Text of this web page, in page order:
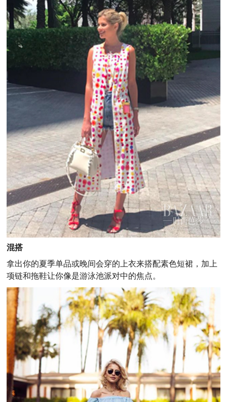
混搭
拿出你的夏季单品或晚间会穿的上衣来搭配素色短裙，加上
项链和拖鞋让你像是游泳池派对中的焦点。